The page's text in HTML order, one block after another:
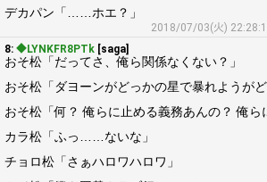
デカパン「……ホエ？」
2018/07/03(火)
8: ◆LYNKFR8PTk [saga]
おそ松「だってさ、俺ら関係なくない？」
おそ松「ダヨーンがどっかの星で暴れようがど
おそ松「何？ 俺らに止める義務あんの？ 俺ら
カラ松「ふっ……ないな」
チョロ松「さぁハロワハロワ」